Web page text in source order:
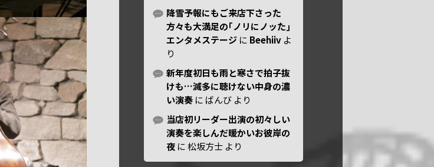
降雪予報にもご来店下さった
方々も大満足の｢ノリにノッた｣
エンタメステージ に Beehiiv よ
り
新年度初日も雨と寒さで拍子抜
けも…滅多に聴けない中身の濃
い演奏 に ばんび より
当店初リーダー出演の初々しい
演奏を楽しんだ暖かいお彼岸の
夜 に松坂方士 より